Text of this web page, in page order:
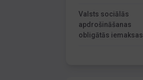
Valsts sociālās
apdrošināšanas
obligātās iemaksas